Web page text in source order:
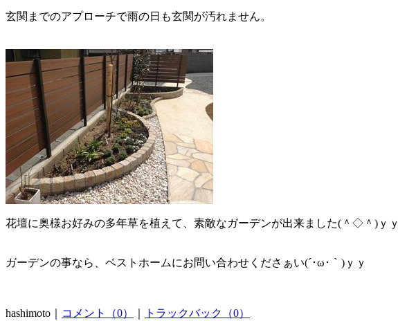
玄関までのアプローチで雨の日も玄関が汚れません。
花壇に奥様お好みの多年草を植えて、素敵なガーデンが出来ました(＾◇＾)ｙｙ
ガーデンの事なら、ベストホームにお問い合わせくださぁい(´･ω･｀)ｙｙ
hashimoto｜ コメント（0） トラックバック（0）